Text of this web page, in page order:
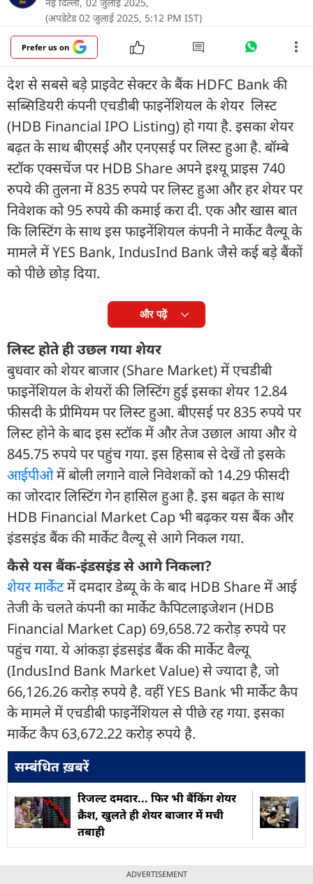
(अपडेटेड 02 जुलाई 2025, 5:12 PM IST)
Prefer us on
देश से सबसे बड़े प्राइवेट सेक्टर के बैंक HDFC Bank की
सब्सिडियरी कंपनी एचडीबी फाइनेंशियल के शेयर लिस्ट
(HDB Financial IPO Listing) हो गया है. इसका शेयर
बढ़त के साथ बीएसई और एनएसई पर लिस्ट हुआ है. बॉम्बे
स्टॉक एक्सचेंज पर HDB Share अपने इश्यू प्राइस 740
रुपये की तुलना में 835 रुपये पर लिस्ट हुआ और हर शेयर पर
निवेशक को 95 रुपये की कमाई करा दी. एक और खास बात
कि लिस्टिंग के साथ इस फाइनेंशियल कंपनी ने मार्केट वैल्यू के
मामले में YES Bank, IndusInd Bank जैसे कई बड़े बैंकों
को पीछे छोड़ दिया.
और पढ़ें
लिस्ट होते ही उछल गया शेयर
बुधवार को शेयर बाजार (Share Market) में एचडीबी
फाइनेंशियल के शेयरों की लिस्टिंग हुई इसका शेयर 12.84
फीसदी के प्रीमियम पर लिस्ट हुआ. बीएसई पर 835 रुपये पर
लिस्ट होने के बाद इस स्टॉक में और तेज उछाल आया और ये
845.75 रुपये पर पहुंच गया. इस हिसाब से देखें तो इसके
आईपीओमें बोली लगाने वाले निवेशकों को 14.29 फीसदी
का जोरदार लिस्टिंग गेन हासिल हुआ है. इस बढ़त के साथ
HDB Financial Market Cap भी बढ़कर यस बैंक और
इंडसइंड बैंक की मार्केट वैल्यू से आगे निकल गया.
कैसे यस बैंक-इंडसइंड से आगे निकला?
शेयर मार्केटमें दमदार डेब्यू के के बाद HDB Share में आई
तेजी के चलते कंपनी का मार्केट कैपिटलाइजेशन (HDB
Financial Market Cap) 69,658.72 करोड़ रुपये पर
पहुंच गया. ये आंकड़ा इंडसइंड बैंक की मार्केट वैल्यू
(IndusInd Bank Market Value) से ज्यादा है, जो
66,126.26 करोड़ रुपये है. वहीं YES Bank भी मार्केट कैप
के मामले में एचडीबी फाइनेंशियल से पीछे रह गया. इसका
मार्केट कैप 63,672.22 करोड़ रुपये है.
सम्बंधित ख़बरें
रिजल्ट दमदार... फिर भी बैंकिंग शेयर
क्रैश, खुलते ही शेयर बाजार में मची
तबाही
ADVERTISEMENT